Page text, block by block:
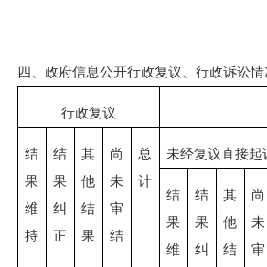
四、政府信息公开行政复议、行政诉讼情
行政复议
结
果
维
持
结
果
纠
正
其
他
结
果
尚
未
审
结
总
计
未经复议直接起
结
果
维
结
果
纠
其
他
结
尚
未
审